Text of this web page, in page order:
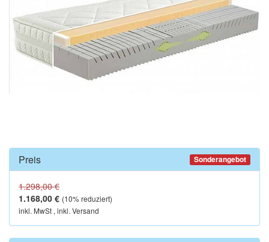
Preis Sonderangebot
1.298,00 €
1.168,00 € (10% reduziert)
inkl. MwSt , inkl. Versand